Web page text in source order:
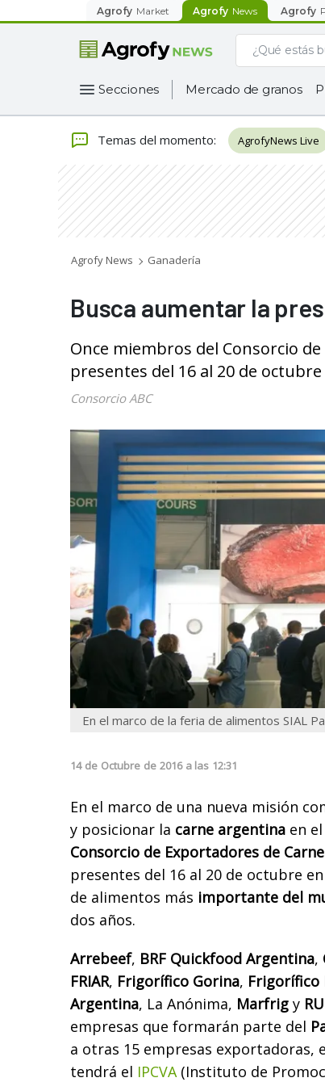
Agrofy Market Agrofy News Agrofy
Secciones Mercado de granos
Temas del momento: AgrofyNews Live
Agrofy News Ganadería
Busca aumentar la
Once miembros del Consorcio
presentes del 16 al 20 de octubre
Consorcio ABC
En el marco de la feria de alimentos SIAL
14 de Octubre de 2016 a las 12:31
En el marco de una nueva misión
y posicionar la carne argentina en
Consorcio de Exportadores de
presentes del 16 al 20 de octubre en
de alimentos más importante del
dos años.
Arrebeef, BRF Quickfood Argentina,
FRIAR, Frigorífico Gorina, Frigorífico
Argentina, La Anónima, Marfrig y
empresas que formarán parte del
a otras 15 empresas exportadoras,
tendrá el IPCVA (Instituto de